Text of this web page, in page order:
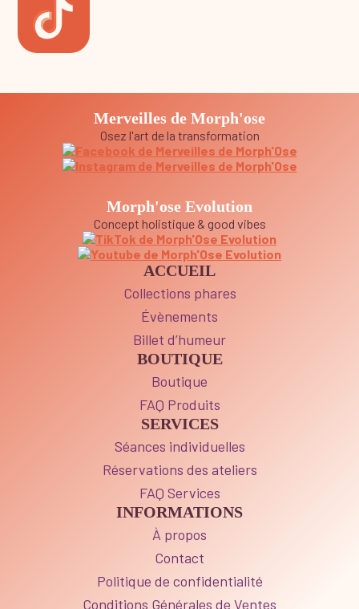
Merveilles de Morph'ose
Osez l'art de la transformation
Morph'ose Evolution
Concept holistique & good vibes
ACCUEIL
Collections phares
Évènements
Billet d’humeur
BOUTIQUE
Boutique
FAQ Produits
SERVICES
Séances individuelles
Réservations des ateliers
FAQ Services
INFORMATIONS
À propos
Contact
Politique de confidentialité
Conditions Générales de Ventes